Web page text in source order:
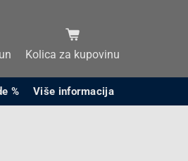
Kolica za kupovinu
% Više informacija